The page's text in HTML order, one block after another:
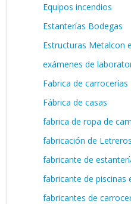
Equipos incendios
Estanterías Bodegas
Estructuras Metalcon
exámenes de
Fabrica de carrocerías
Fábrica de casas
fabrica de ropa de
fabricación de
fabricante de
fabricante de piscinas
fabricantes de